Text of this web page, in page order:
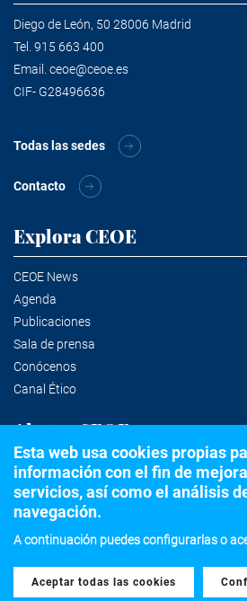
Diego de León, 50 28006 Madrid
Tel. 915 663 400
Email. ceoe@ceoe.es
CIF- G28496636
Todas las sedes
Contacto
Explora CEOE
CEOE News
Agenda
Publicaciones
Sala de prensa
Conócenos
Canal Ético
Alertas CEOE
Suscríbete a la newsletter
©2020 Confederación Española de
Aviso legal
Esta web usa cookies propias
información con el fin de
servicios, así como el análisis
navegación.
A continuación puedes configurarlas o
Aceptar todas las cookies
Withdraw consent